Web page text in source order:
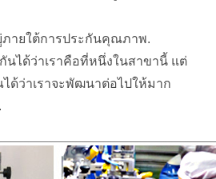
ภายใต้การประกันคุณภาพ.
นได้ว่าเราคือที่หนึ่งในสาขานี้ แต่
ด้ว่าเราจะพัฒนาต่อไปให้มาก